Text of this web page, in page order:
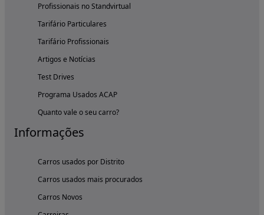
Profissionais no Standvirtual
Tarifário Particulares
Tarifário Profissionais
Artigos e Notícias
Test Drives
Programa Usados ACAP
Quanto vale o seu carro?
Informações
Carros usados por Distrito
Carros usados mais procurados
Carros Novos